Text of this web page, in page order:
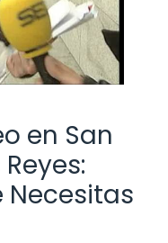
en San
Necesitas